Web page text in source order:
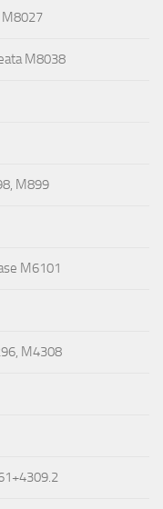
M8027
M8038
M899
M6101
M4308